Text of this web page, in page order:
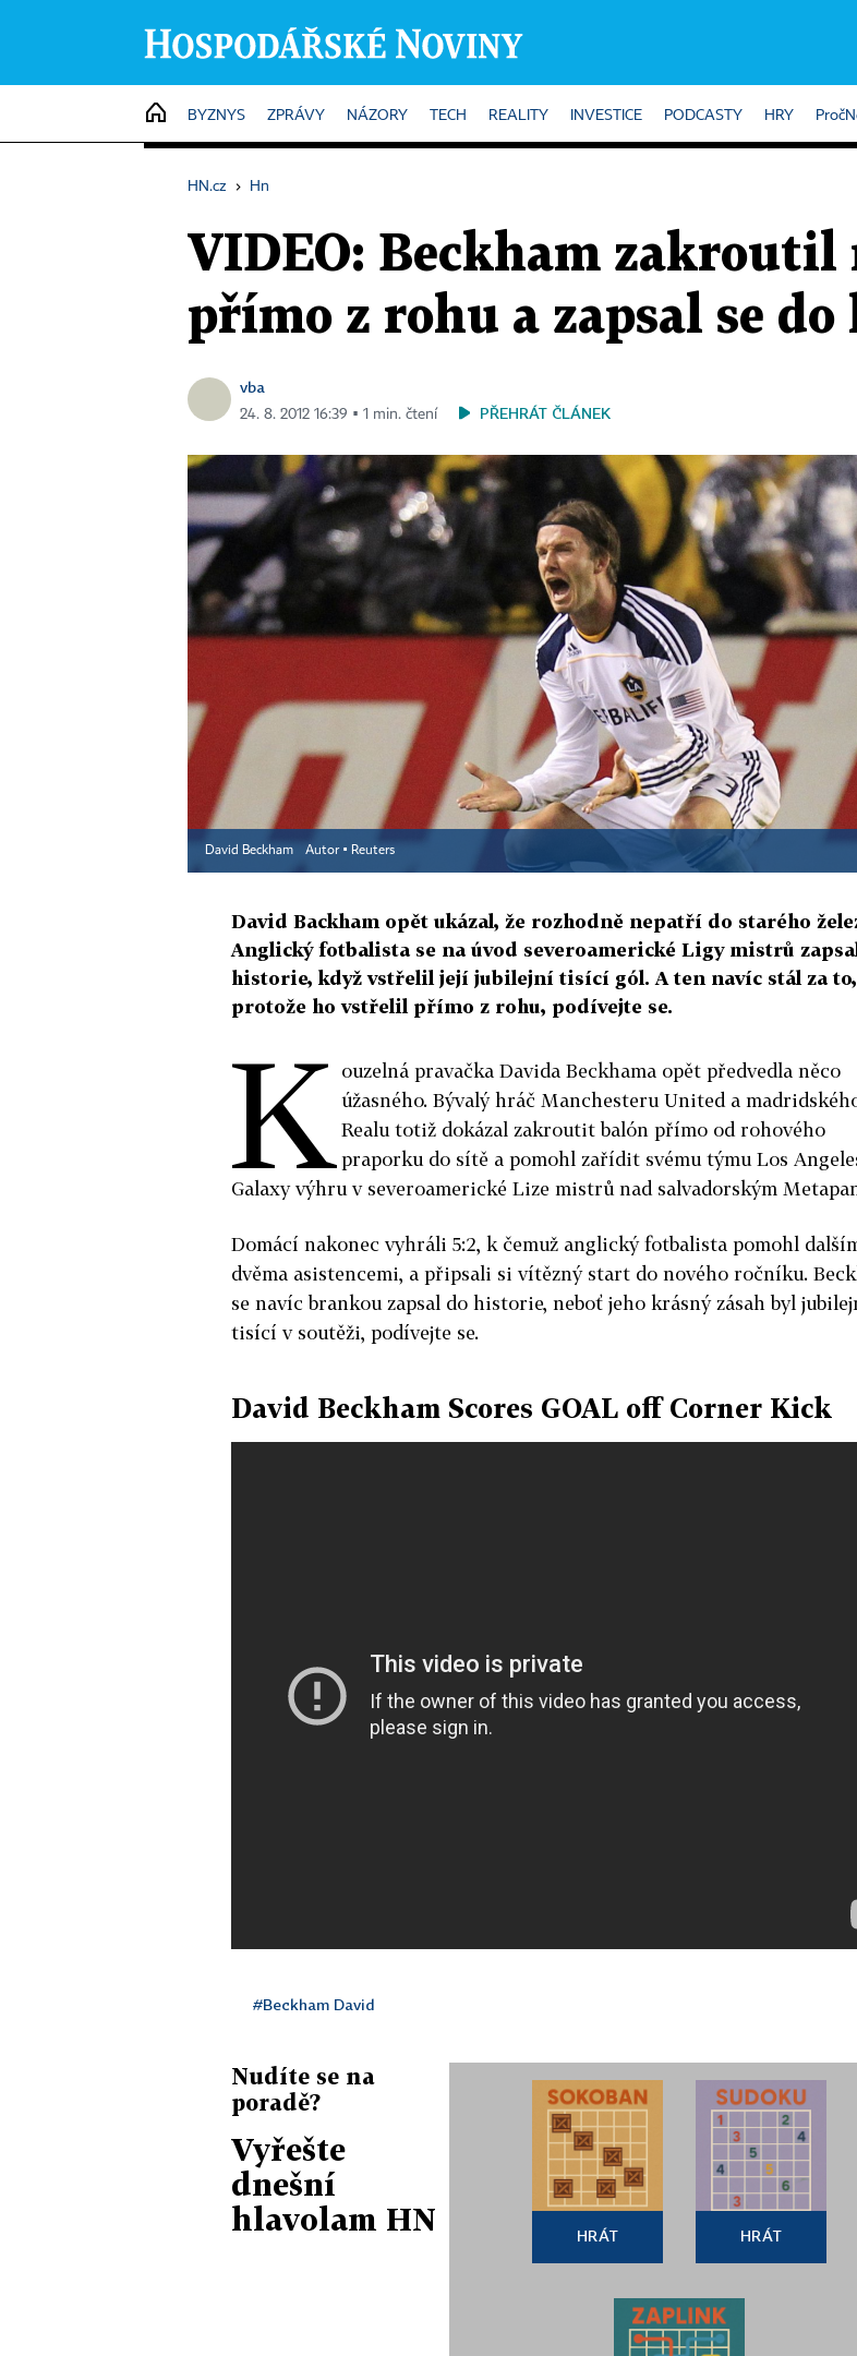
HOME
BYZNYS ZPRÁVY NÁZORY TECH REALITY INVESTICE PODCASTY HRY
HN.cz › Hn
VIDEO: Beckham zakroutil
přímo z rohu a zapsal se
vba
24. 8. 2012 16:39 ▪ 1 min. čtení PŘEHRÁT ČLÁNEK
David Beckham Autor ▪ Reuters
David Backham opět ukázal, že rozhodně nepatří do starého
Anglický fotbalista se na úvod severoamerické Ligy mistrů
historie, když vstřelil její jubilejní tisící gól. A ten navíc stál za to,
protože ho vstřelil přímo z rohu, podívejte se.
K ouzelná pravačka Davida Beckhama opět předvedla něco
úžasného. Bývalý hráč Manchesteru United a
Realu totiž dokázal zakroutit balón přímo od rohového
praporku do sítě a pomohl zařídit svému týmu Los
Galaxy výhru v severoamerické Lize mistrů nad salvadorským
Domácí nakonec vyhráli 5:2, k čemuž anglický fotbalista pomohl
dvěma asistencemi, a připsali si vítězný start do nového ročníku.
se navíc brankou zapsal do historie, neboť jeho krásný zásah byl
tisící v soutěži, podívejte se.
David Beckham Scores GOAL off Corner Kick
#Beckham David
Nudíte se na
poradě?
Vyřešte
dnešní
hlavolam HN
HRÁT HRÁT